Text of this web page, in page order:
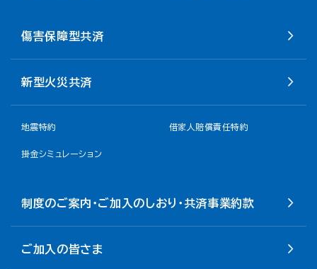
傷害保障型共済
新型火災共済
地震特約 借家人賠償責任特約
掛金シミュレーション
制度のご案内・ご加入のしおり・共済事業約款
ご加入の皆さま